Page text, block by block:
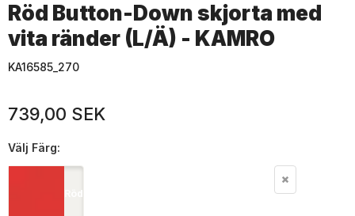
Röd Button-Down skjorta med
vita ränder (L/Ä) - KAMRO
KA16585_270
739,00 SEK
Välj Färg:
Röd